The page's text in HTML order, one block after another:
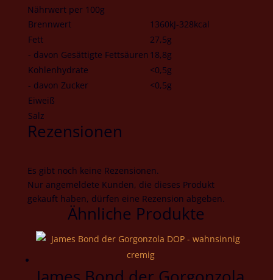
Nährwert per 100g
Brennwert
1360kJ-328kcal
Fett
27,5g
- davon Gesättigte Fettsäuren 18,8g
Kohlenhydrate
<0,5g
- davon Zucker
<0,5g
Eiweiß
Salz
Rezensionen
Es gibt noch keine Rezensionen.
Nur angemeldete Kunden, die dieses Produkt
gekauft haben, dürfen eine Rezension abgeben.
Ähnliche Produkte